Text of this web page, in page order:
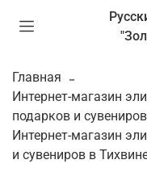
Главная
Интернет-магазин
подарков и сувениров
Интернет-магазин
и сувениров в